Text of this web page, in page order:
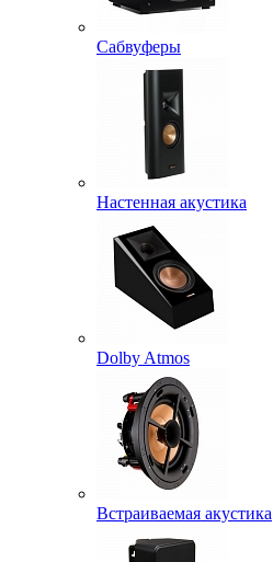
Сабвуферы
Настенная акустика
Dolby Atmos
Встраиваемая акустика